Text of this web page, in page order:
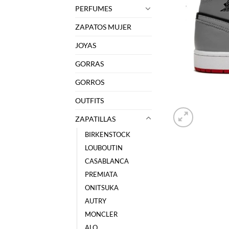
PERFUMES
ZAPATOS MUJER
JOYAS
GORRAS
GORROS
OUTFITS
ZAPATILLAS
BIRKENSTOCK
LOUBOUTIN
CASABLANCA
PREMIATA
ONITSUKA
AUTRY
MONCLER
ALO